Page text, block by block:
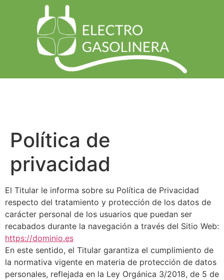
Política de
privacidad
El Titular le informa sobre su Política de Privacidad
respecto del tratamiento y protección de los datos de
carácter personal de los usuarios que puedan ser
recabados durante la navegación a través del Sitio Web:
https://dominio.es
En este sentido, el Titular garantiza el cumplimiento de
la normativa vigente en materia de protección de datos
personales, reflejada en la Ley Orgánica 3/2018, de 5 de